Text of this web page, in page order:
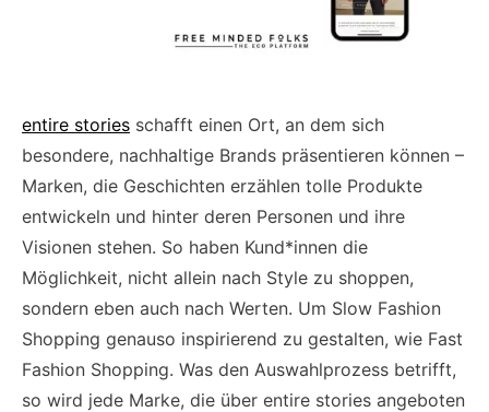
entire stories schafft einen Ort, an dem sich
besondere, nachhaltige Brands präsentieren können –
Marken, die Geschichten erzählen tolle Produkte
entwickeln und hinter deren Personen und ihre
Visionen stehen. So haben Kund*innen die
Möglichkeit, nicht allein nach Style zu shoppen,
sondern eben auch nach Werten. Um Slow Fashion
Shopping genauso inspirierend zu gestalten, wie Fast
Fashion Shopping. Was den Auswahlprozess betrifft,
so wird jede Marke, die über entire stories angeboten